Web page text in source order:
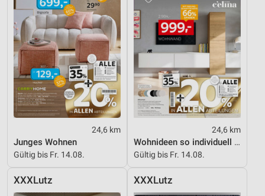
24,6 km
Junges Wohnen
Gültig bis Fr. 14.08.
24,6 km
Wohnideen so individuell wie du!
Gültig bis Fr. 14.08.
XXXLutz XXXLutz